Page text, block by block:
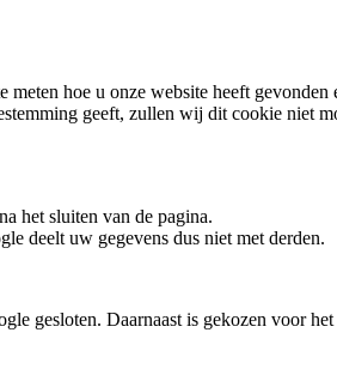
hoe u onze website heeft
geeft, zullen wij dit cookie niet
het sluiten van de pagina.
deelt uw gegevens dus niet met derden.
gesloten. Daarnaast is gekozen voor